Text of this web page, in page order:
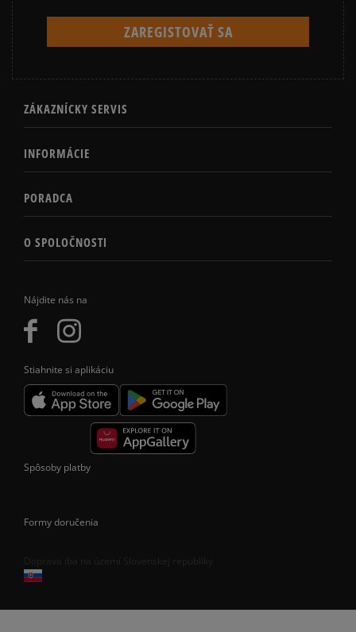
Nájdite nás na
Stiahnite si aplikáciu
ZÁKAZNÍCKY SERVIS
INFORMÁCIE
PORADCA
O SPOLOČNOSTI
Spôsoby platby
Formy doručenia